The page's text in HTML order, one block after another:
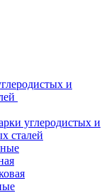
и
углеродистых и
сталей